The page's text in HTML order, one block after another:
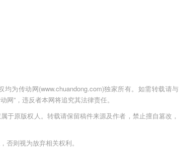
为传动网(www.chuandong.com)独家所有。如需转载请与
”，违反者本网将追究其法律责任。
于原版权人。转载请保留稿件来源及作者，禁止擅自篡改，
则视为放弃相关权利。